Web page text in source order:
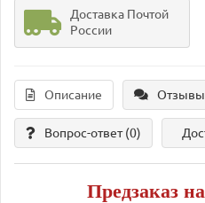
Доставка Почтой
России
Описание Отзывы
Вопрос-ответ(0)
Предзаказ